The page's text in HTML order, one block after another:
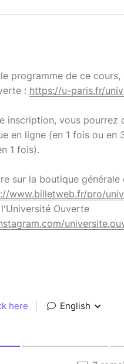
programme de ce
: https://u-paris.fr/
inscription, vous pourrez
en ligne (en 1 fois ou en
1 fois).
sur la boutique générale
www.billetweb.fr/pro/
Ouverte